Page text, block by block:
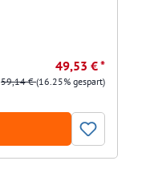
49,53 € *
59,14 €(16.25% gespart)